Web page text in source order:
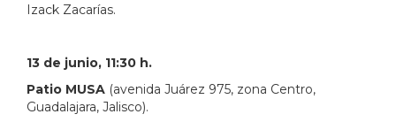
Izack Zacarías.
13 de junio, 11:30 h.
Patio MUSA (avenida Juárez 975, zona Centro,
Guadalajara, Jalisco).